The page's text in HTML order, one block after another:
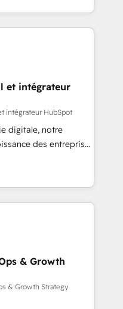
la
pour des
processus
vos équipes à
centrant vos objectifs
nous comprenons
de structuration de
et intégrateur
intégrateur HubSpot
digitale, notre
des entreprises
clients,
des revenus
et à
avec des ETI
digitale et des
RevOps
commerciales et
API,
& Growth
& Growth Strategy